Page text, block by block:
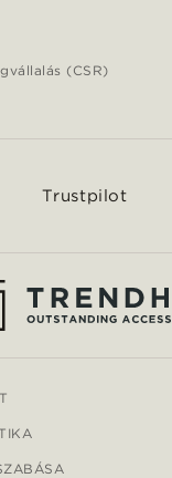
(CSR)
Trustpilot